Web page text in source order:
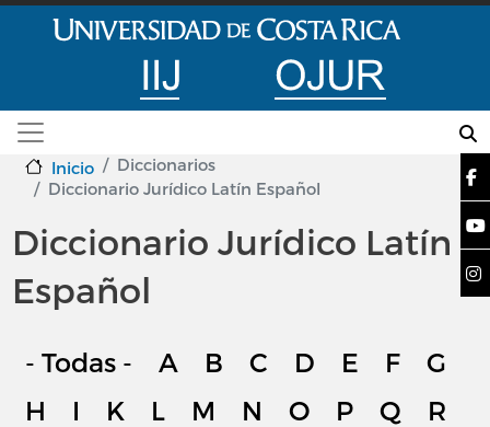
Pasar al contenido principal
Inicio
Diccionarios
Diccionario Jurídico Latín Español
Diccionario Jurídico Latín
Español
- Todas - A B C D E F
G
H
I K L M N O P Q
R